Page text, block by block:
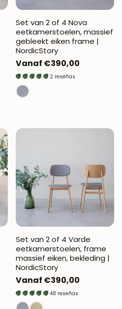
Set van 2 of 4 Nova
eetkamerstoelen, massief
gebleekt eiken frame |
NordicStory
Normale
prijs
Vanaf €390,00
2 reseñas
Set van 2 of 4 Varde
eetkamerstoelen, frame
massief eiken, bekleding |
NordicStory
Normale
prijs
Vanaf €390,00
48 reseñas